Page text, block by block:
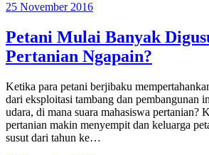
25 November 2016
Petani Mulai Banyak
Pertanian Ngapain?
Ketika para petani berjibaku
dari eksploitasi tambang dan pembangunan
udara, di mana suara mahasiswa pertanian?
pertanian makin menyempit dan keluarga
susut dari tahun ke…